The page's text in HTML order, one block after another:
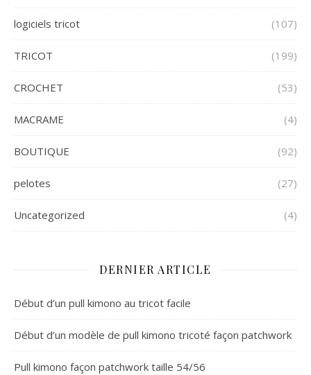
logiciels tricot (107)
TRICOT (199)
CROCHET (53)
MACRAME (4)
BOUTIQUE (92)
pelotes (27)
Uncategorized (4)
DERNIER ARTICLE
Début d’un pull kimono au tricot facile
Début d’un modèle de pull kimono tricoté façon patchwork
Pull kimono façon patchwork taille 54/56